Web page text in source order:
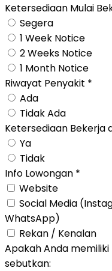
Ketersediaan Mulai
Segera
1 Week Notice
2 Weeks Notice
1 Month Notice
Riwayat Penyakit *
Ada
Tidak Ada
Ketersediaan Bekerja
Ya
Tidak
Info Lowongan *
Website
Social Media
WhatsApp)
Rekan / Kenalan
Apakah Anda memiliki
sebutkan: